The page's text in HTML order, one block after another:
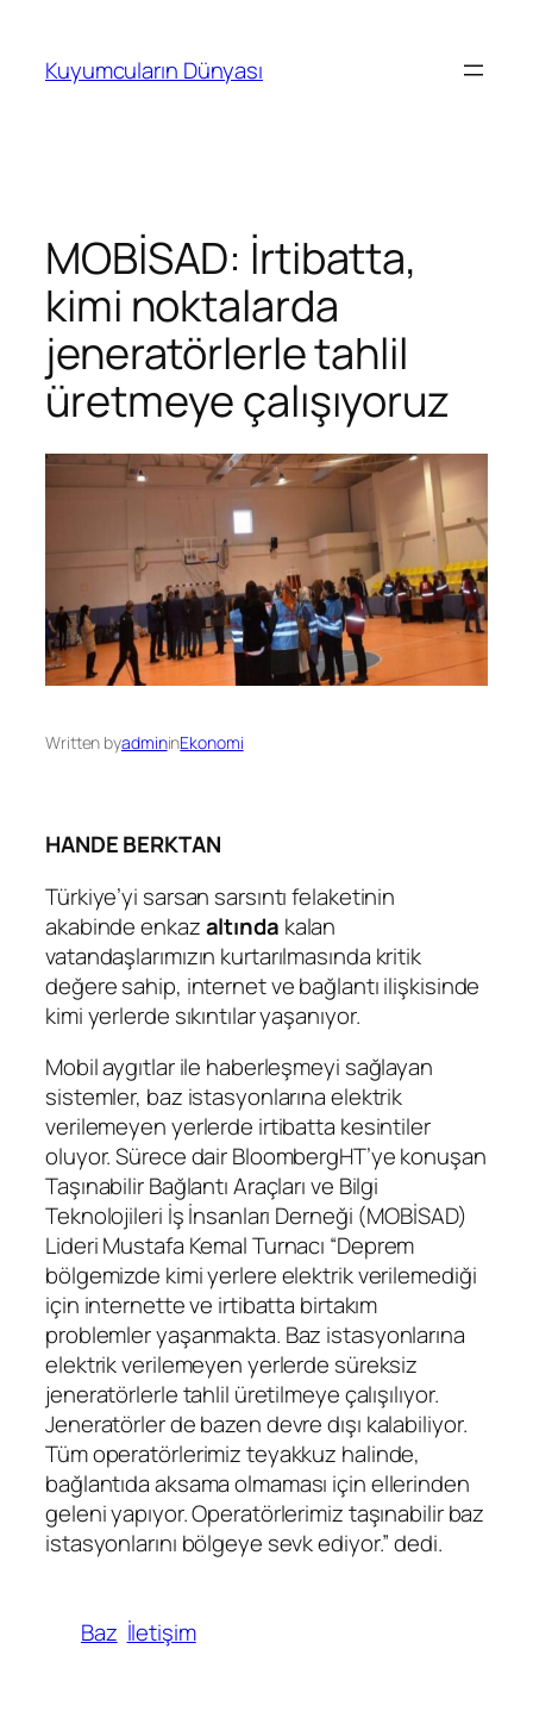
Kuyumcuların Dünyası
MOBİSAD: İrtibatta,
kimi noktalarda
jeneratörlerle tahlil
üretmeye çalışıyoruz
Written byadmininEkonomi
HANDE BERKTAN
Türkiye’yi sarsan sarsıntı felaketinin
akabinde enkazaltında kalan
vatandaşlarımızın kurtarılmasında kritik
değere sahip, internet ve bağlantı ilişkisinde
kimi yerlerde sıkıntılar yaşanıyor.
Mobil aygıtlar ile haberleşmeyi sağlayan
sistemler, baz istasyonlarına elektrik
verilemeyen yerlerde irtibatta kesintiler
oluyor. Sürece dair BloombergHT’ye konuşan
Taşınabilir Bağlantı Araçları ve Bilgi
Teknolojileri İş İnsanları Derneği (MOBİSAD)
Lideri Mustafa Kemal Turnacı “Deprem
bölgemizde kimi yerlere elektrik verilemediği
için internette ve irtibatta birtakım
problemler yaşanmakta. Baz istasyonlarına
elektrik verilemeyen yerlerde süreksiz
jeneratörlerle tahlil üretilmeye çalışılıyor.
Jeneratörler de bazen devre dışı kalabiliyor.
Tüm operatörlerimiz teyakkuz halinde,
bağlantıda aksama olmaması için ellerinden
geleni yapıyor. Operatörlerimiz taşınabilir baz
istasyonlarını bölgeye sevk ediyor.” dedi.
Baz İletişim